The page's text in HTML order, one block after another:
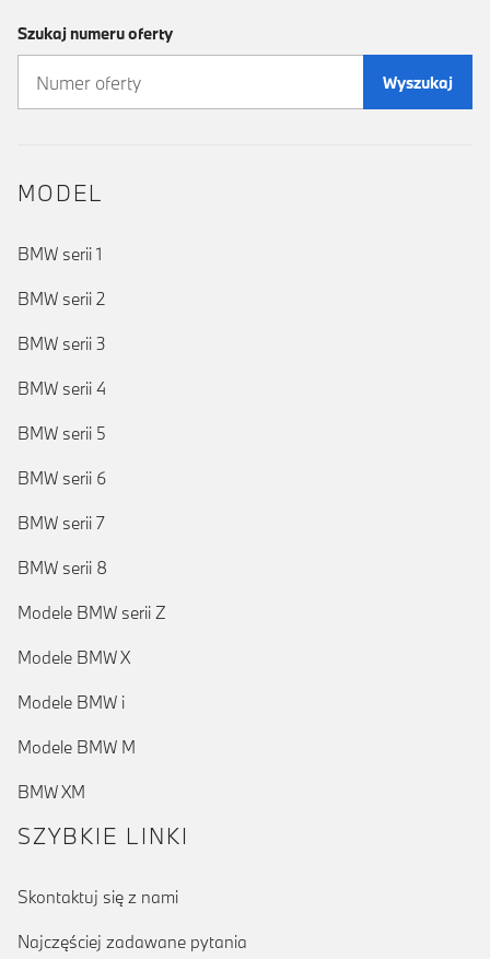
Szukaj numeru oferty
Wyszukaj
MODEL
BMW serii 1
BMW serii 2
BMW serii 3
BMW serii 4
BMW serii 5
BMW serii 6
BMW serii 7
BMW serii 8
Modele BMW serii Z
Modele BMW X
Modele BMW i
Modele BMW M
BMW XM
SZYBKIE LINKI
Skontaktuj się z nami
Najczęściej zadawane pytania